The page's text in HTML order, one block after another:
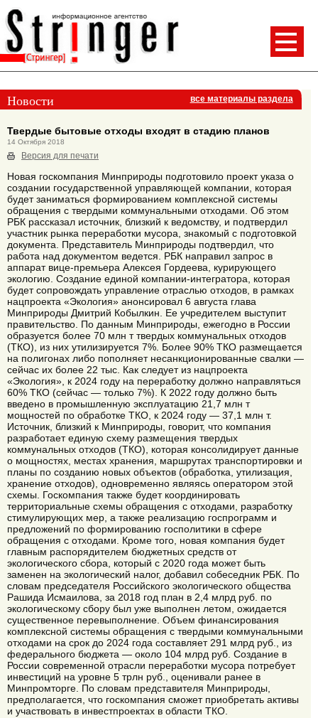
Новости все материалы раздела
Твердые бытовые отходы входят в стадию планов
14 Октября 2018
Версия для печати
Новая госкомпания Минприроды подготовило проект указа о
создании государственной управляющей компании, которая
будет заниматься формированием комплексной системы
обращения с твердыми коммунальными отходами. Об этом
РБК рассказал источник, близкий к ведомству, и подтвердил
участник рынка переработки мусора, знакомый с подготовкой
документа. Представитель Минприроды подтвердил, что
работа над документом ведется. РБК направил запрос в
аппарат вице-премьера Алексея Гордеева, курирующего
экологию. Создание единой компании-интегратора, которая
будет сопровождать управление отраслью отходов, в рамках
нацпроекта «Экология» анонсировал 6 августа глава
Минприроды Дмитрий Кобылкин. Ее учредителем выступит
правительство. По данным Минприроды, ежегодно в России
образуется более 70 млн т твердых коммунальных отходов
(ТКО), из них утилизируется 7%. Более 90% ТКО размещается
на полигонах либо пополняет несанкционированные свалки —
сейчас их более 22 тыс. Как следует из нацпроекта
«Экология», к 2024 году на переработку должно направляться
60% ТКО (сейчас — только 7%). К 2022 году должно быть
введено в промышленную эксплуатацию 21,7 млн т
мощностей по обработке ТКО, к 2024 году — 37,1 млн т. ​
Источник, близкий к Минприроды, говорит, что компания
разработает единую схему размещения твердых
коммунальных отходов (ТКО), которая консолидирует данные
о мощностях, местах хранения, маршрутах транспортировки и
планы по созданию новых объектов (обработка, утилизация,
хранение отходов), одновременно являясь оператором этой
схемы. Госкомпания также будет координировать
территориальные схемы обращения с отходами, разработку
стимулирующих мер, а также реализацию госпрограмм и
предложений по формированию госполитики в сфере
обращения с отходами. Кроме того, новая компания будет
главным распорядителем бюджетных средств от
экологического сбора, который с 2020 года может быть
заменен на экологический налог, добавил собеседник РБК. По
словам председателя Российского экологического общества
Рашида ​Исмаилова, за 2018 год план в 2,4 млрд руб. по
экологическому сбору был уже выполнен летом, ожидается
существенное перевыполнение. Объем финансирования
комплексной системы обращения с твердыми коммунальными
отходами на срок до 2024 года составляет 291 млрд руб., из
федерального бюджета — около 104 млрд руб. Создание в
России современной отрасли переработки мусора потребует
инвестиций на уровне 5 трлн руб., оценивали ранее в
Минпромторге. По словам представителя Минприроды,
предполагается, что госкомпания сможет приобретать активы
и участвовать в инвестпроектах в области ТКО.